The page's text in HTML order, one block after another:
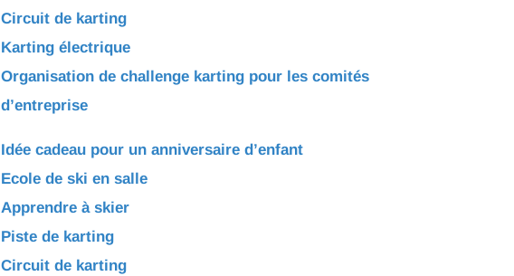
Circuit de karting
Karting électrique
Organisation de challenge karting pour les comités
d’entreprise
Idée cadeau pour un anniversaire d’enfant
Ecole de ski en salle
Apprendre à skier
Piste de karting
Circuit de karting